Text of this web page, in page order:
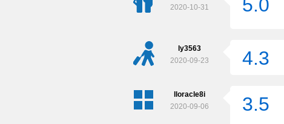
2020-10-31
5.0
ly3563
2020-09-23
4.3
lloracle8i
2020-09-06
3.5